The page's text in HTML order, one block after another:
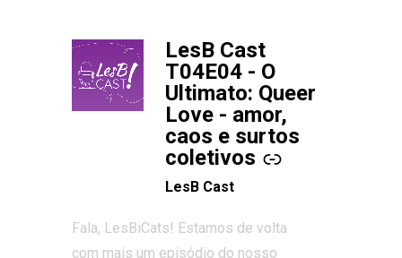
LesB Cast
T04E04 - O
Ultimato: Queer
Love - amor,
caos e surtos
coletivos
-
LesB Cast
Fala, LesBiCats! Estamos de volta
com mais um episódio do nosso